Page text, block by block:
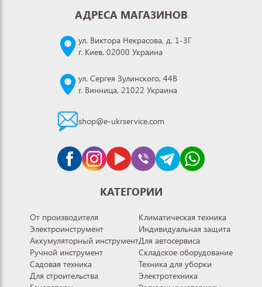
АДРЕСА МАГАЗИНОВ
ул. Виктора Некрасова, д. 1-3Г
г. Киев, 02000 Украина
ул. Сергея Зулинского, 44В
г. Винница, 21022 Украина
shop@e-ukrservice.com
КАТЕГОРИИ
От производителя
Электроинструмент
Аккумуляторный инструмент
Ручной инструмент
Садовая техника
Для строительства
Климатическая техника
Индивидуальная защита
Для автосервиса
Складское оборудование
Техника для уборки
Электротехника